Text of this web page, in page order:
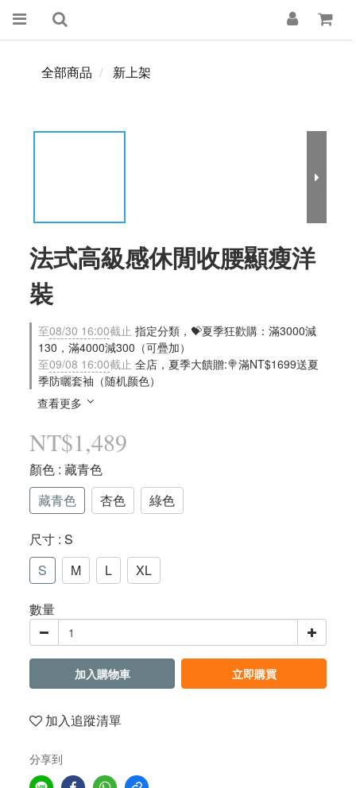
全部商品 新上架
法式高級感休閒收腰顯瘦洋
裝
至08/30 16:00截止 指定分類，💝夏季狂歡購：滿3000減
130，滿4000減300（可疊加）
至09/08 16:00截止 全店，夏季大饋贈:🍭滿NT$1699送夏
季防曬套袖（随机颜色）
查看更多
NT$1,489
顏色 : 藏青色
藏青色
杏色 綠色
尺寸 : S
S
M L XL
數量
加入購物車 立即購買
加入追蹤清單
分享到